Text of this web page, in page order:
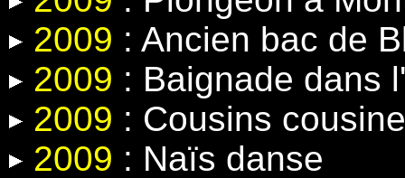
2009 : Ancien bac de
2009 : Baignade dans
2009 : Cousins cousine
2009 : Naïs danse